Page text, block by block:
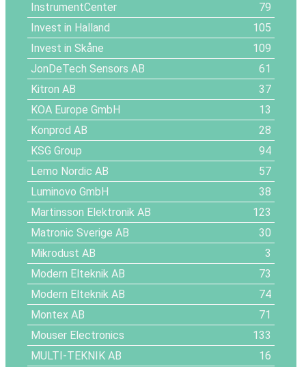
InstrumentCenter
79
Invest in Halland
105
Invest in Skåne
109
JonDeTech Sensors AB
61
Kitron AB
37
KOA Europe GmbH
13
Konprod AB
28
KSG Group
94
Lemo Nordic AB
57
Luminovo GmbH
38
Martinsson Elektronik AB
123
Matronic Sverige AB
30
Mikrodust AB
3
Modern Elteknik AB
73
Modern Elteknik AB
74
Montex AB
71
Mouser Electronics
133
MULTI-TEKNIK AB
16